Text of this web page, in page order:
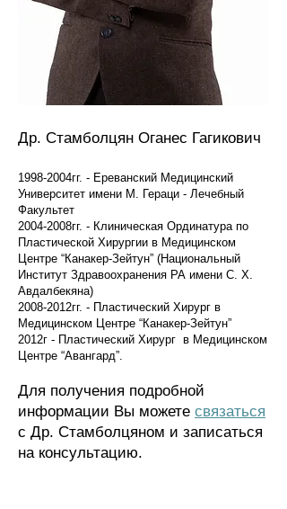
Др. Стамболцян Оганес Гагикович
1998-2004гг. - Ереванский Медицинский
Университет имени М. Гераци - Лечебный
Факультет
2004-2008гг. - Клиническая Ординатура по
Пластической Хирургии в Медицинском
Центре “Канакер-Зейтун” (Национальный
Институт Здравоохранения РА имени С. Х.
Авдалбекяна)
2008-2012гг. - Пластический Хирург в
Медицинском Центре “Канакер-Зейтун”
2012г - Пластический Хирург в Медицинском
Центре “Авангард”.
Для получения подробной
информации Вы можете связаться
с Др. Стамболцяном и записаться
на консультацию.